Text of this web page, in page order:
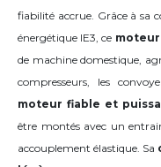
fiabilité accrue. Grâce à sa
énergétique IE3, ce
de machine domestique,
compresseurs, les
moteur fiable et
être montés avec un
accouplement élastique. Sa